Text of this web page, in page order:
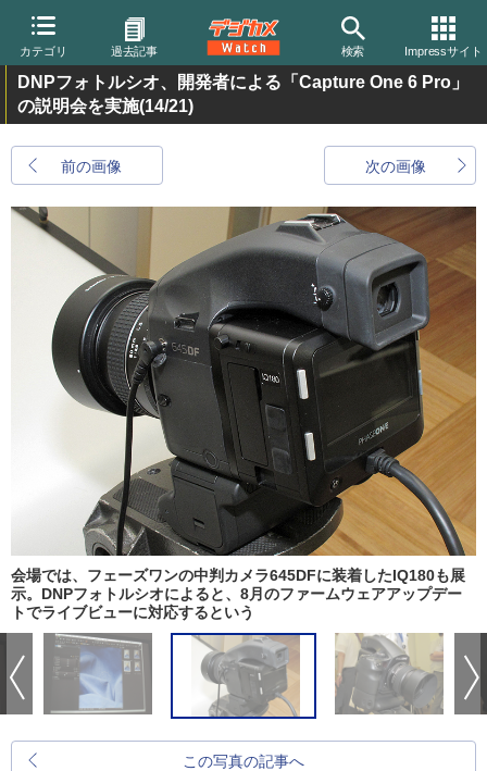
カテゴリ 過去記事 検索 Impressサイト
DNPフォトルシオ、開発者による「Capture One 6 Pro」
の説明会を実施(14/21)
前の画像 次の画像
会場では、フェーズワンの中判カメラ645DFに装着したIQ180も展
示。DNPフォトルシオによると、8月のファームウェアアップデー
トでライブビューに対応するという
この写真の記事へ